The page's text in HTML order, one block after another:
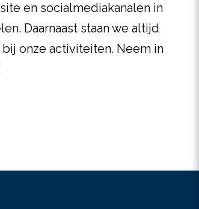
en socialmediakanalen in
Daarnaast staan we altijd
onze activiteiten. Neem in